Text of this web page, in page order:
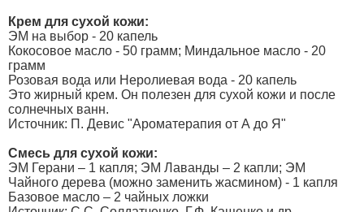
Крем для сухой кожи:
ЭМ на выбор - 20 капель
Кокосовое масло - 50 грамм; Миндальное масло - 20
грамм
Розовая вода или Неролиевая вода - 20 капель
Это жирный крем. Он полезен для сухой кожи и после
солнечных ванн.
Источник: П. Девис "Ароматерапия от А до Я"
Смесь для сухой кожи:
ЭМ Герани – 1 капля; ЭМ Лаванды – 2 капли; ЭМ
Чайного дерева (можно заменить жасмином) - 1 капля
Базовое масло – 2 чайных ложки